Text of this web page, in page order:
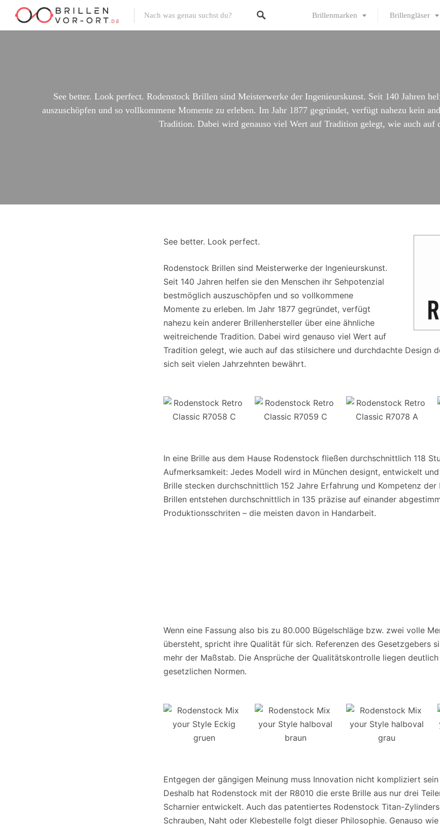
Brillenmarken Brillengläser
See better. Look perfect. Rodenstock Brillen sind Meisterwerke der Ingenieurskunst. Seit 140 Jahren
auszuschöpfen und so vollkommene Momente zu erleben. Im Jahr 1877 gegründet, verfügt nahezu kein
Tradition. Dabei wird genauso viel Wert auf Tradition gelegt, wie auch
See better. Look perfect.
Rodenstock Brillen sind Meisterwerke der Ingenieurskunst.
Seit 140 Jahren helfen sie den Menschen ihr Sehpotenzial
bestmöglich auszuschöpfen und so vollkommene
Momente zu erleben. Im Jahr 1877 gegründet, verfügt
nahezu kein anderer Brillenhersteller über eine ähnliche
weitreichende Tradition. Dabei wird genauso viel Wert auf
Tradition gelegt, wie auch auf das stilsichere und durchdachte Design
sich seit vielen Jahrzehnten bewährt.
In eine Brille aus dem Hause Rodenstock fließen durchschnittlich 118
Aufmerksamkeit: Jedes Modell wird in München designt, entwickelt
Brille stecken durchschnittlich 152 Jahre Erfahrung und Kompetenz der
Brillen entstehen durchschnittlich in 135 präzise auf einander
Produktionsschriten – die meisten davon in Handarbeit.
Wenn eine Fassung also bis zu 80.000 Bügelschläge bzw. zwei volle
übersteht, spricht ihre Qualität für sich. Referenzen des Gesetzgebers
mehr der Maßstab. Die Ansprüche der Qualitätskontrolle liegen
gesetzlichen Normen.
Entgegen der gängigen Meinung muss Innovation nicht kompliziert sein
Deshalb hat Rodenstock mit der R8010 die erste Brille aus nur drei
Scharnier entwickelt. Auch das patentiertes Rodenstock Titan-
Schrauben, Naht oder Klebestelle folgt dieser Philosophie. Genauso